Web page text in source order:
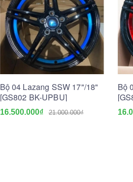
Bộ 04 Lazang SSW 17"/18"
[GS802 BK-UPBU]
16.500.000₫ 21.000.000₫
Bộ